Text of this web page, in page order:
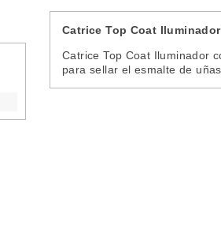
Catrice Top Coat
Catrice Top Coat Iluminador
para sellar el esmalte de